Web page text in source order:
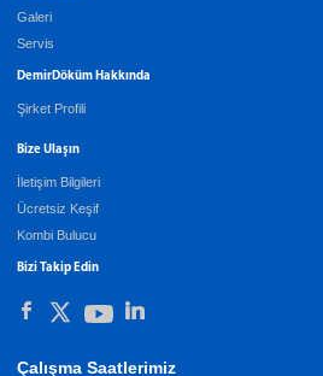
Galeri
Servis
DemirDöküm Hakkında
Şirket Profili
Bize Ulaşın
İletişim Bilgileri
Ücretsiz Keşif
Kombi Bulucu
Bizi Takip Edin
Çalışma Saatlerimiz